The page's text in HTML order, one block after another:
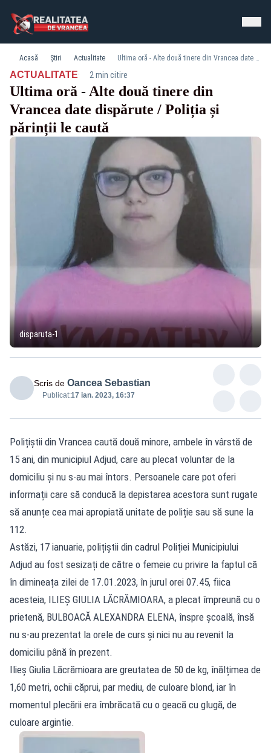
Acasă Știri Actualitate Ultima oră - Alte două tinere din Vrancea date dispărute / Poliția și părinții le caută
ACTUALITATE· 2 min citire
Ultima oră - Alte două tinere din
Vrancea date dispărute / Poliția și
părinții le caută
disparuta-1
Scris de Oancea Sebastian
Publicat:17 ian. 2023, 16:37
Polițiștii din Vrancea caută două minore, ambele în vârstă de
15 ani, din municipiul Adjud, care au plecat voluntar de la
domiciliu și nu s-au mai întors. Persoanele care pot oferi
informații care să conducă la depistarea acestora sunt rugate
să anunțe cea mai apropiată unitate de poliție sau să sune la
112.
Astăzi, 17 ianuarie, polițiștii din cadrul Poliției Municipiului
Adjud au fost sesizați de către o femeie cu privire la faptul că
în dimineața zilei de 17.01.2023, în jurul orei 07.45, fiica
acesteia, ILIEȘ GIULIA LĂCRĂMIOARA, a plecat împreună cu o
prietenă, BULBOACĂ ALEXANDRA ELENA, înspre școală, însă
nu s-au prezentat la orele de curs și nici nu au revenit la
domiciliu până în prezent.
Ilieș Giulia Lăcrămioara are greutatea de 50 de kg, înălțimea de
1,60 metri, ochii căprui, par mediu, de culoare blond, iar în
momentul plecării era îmbrăcată cu o geacă cu glugă, de
culoare argintie.